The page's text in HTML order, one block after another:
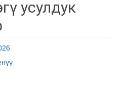
усулдук